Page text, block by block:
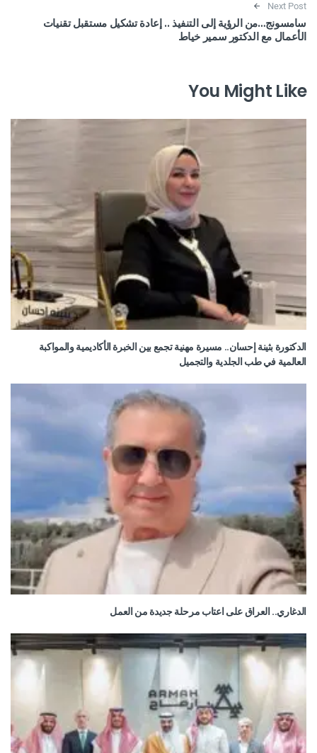
Next Post
سامسونج…من الرؤية إلى التنفيذ .. إعادة تشكيل مستقبل تقنيات
الأعمال مع الدكتور سمير خياط
You Might Like
الدكتورة بثينة إحسان.. مسيرة مهنية تجمع بين الخبرة الأكاديمية والمواكبة
العالمية في طب الجلدية والتجميل
الدغاري.. العراق على اعتاب مرحلة جديدة من العمل